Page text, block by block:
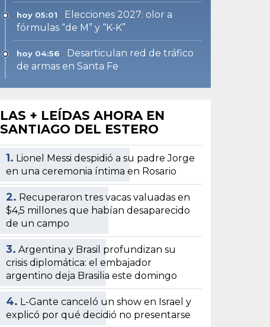
hoy 05:01
Elecciones 2027: olor a
fórmulas “de M” y “K-K”
hoy 04:56
Desarticulan red de tráfico
de armas en Santa Fe
LAS + LEÍDAS AHORA EN
SANTIAGO DEL ESTERO
1. Lionel Messi despidió a su padre Jorge
en una ceremonia íntima en Rosario
2. Recuperaron tres vacas valuadas en
$4,5 millones que habían desaparecido
de un campo
3. Argentina y Brasil profundizan su
crisis diplomática: el embajador
argentino deja Brasilia este domingo
4. L-Gante canceló un show en Israel y
explicó por qué decidió no presentarse